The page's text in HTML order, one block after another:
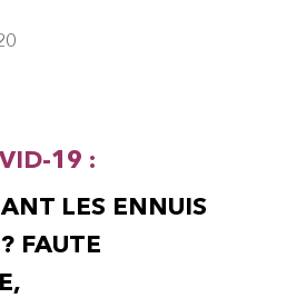
19 :
LES ENNUIS
FAUTE